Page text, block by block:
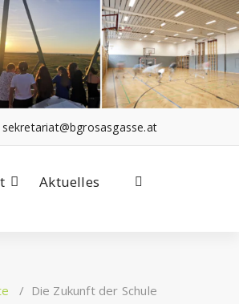
sekretariat@bgrosasgasse.at
Aktuelles
/ Die Zukunft der Schule